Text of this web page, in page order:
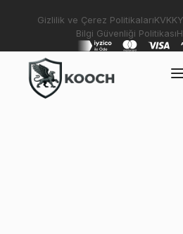
Gizlilik ve Çerez PolitikalarıKVKK
Bilgi Güvenliği Politikası